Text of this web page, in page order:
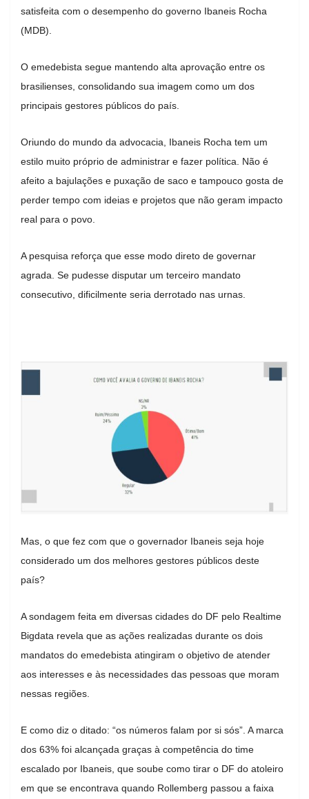
satisfeita com o desempenho do governo Ibaneis Rocha
(MDB).
O emedebista segue mantendo alta aprovação entre os
brasilienses, consolidando sua imagem como um dos
principais gestores públicos do país.
Oriundo do mundo da advocacia, Ibaneis Rocha tem um
estilo muito próprio de administrar e fazer política. Não é
afeito a bajulações e puxação de saco e tampouco gosta de
perder tempo com ideias e projetos que não geram impacto
real para o povo.
A pesquisa reforça que esse modo direto de governar
agrada. Se pudesse disputar um terceiro mandato
consecutivo, dificilmente seria derrotado nas urnas.
Mas, o que fez com que o governador Ibaneis seja hoje
considerado um dos melhores gestores públicos deste
país?
A sondagem feita em diversas cidades do DF pelo Realtime
Bigdata revela que as ações realizadas durante os dois
mandatos do emedebista atingiram o objetivo de atender
aos interesses e às necessidades das pessoas que moram
nessas regiões.
E como diz o ditado: “os números falam por si sós”. A marca
dos 63% foi alcançada graças à competência do time
escalado por Ibaneis, que soube como tirar o DF do atoleiro
em que se encontrava quando Rollemberg passou a faixa